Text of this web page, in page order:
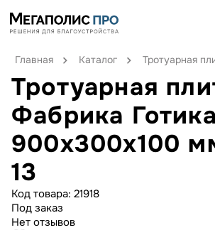
Главная Каталог Тротуарная
Тротуарная
Фабрика Готика
900х300х100
13
Код товара: 21918
Под заказ
Нет отзывов